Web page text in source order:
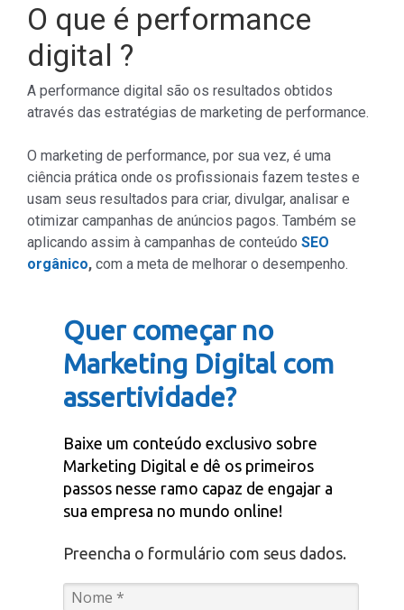
O que é performance
digital ?
A performance digital são os resultados obtidos
através das estratégias de marketing de performance.
O marketing de performance, por sua vez, é uma
ciência prática onde os profissionais fazem testes e
usam seus resultados para criar, divulgar, analisar e
otimizar campanhas de anúncios pagos. Também se
aplicando assim à campanhas de conteúdo SEO
orgânico, com a meta de melhorar o desempenho.
Quer começar no
Marketing Digital com
assertividade?
Baixe um conteúdo exclusivo sobre
Marketing Digital e dê os primeiros
passos nesse ramo capaz de engajar a
sua empresa no mundo online!
Preencha o formulário com seus dados.